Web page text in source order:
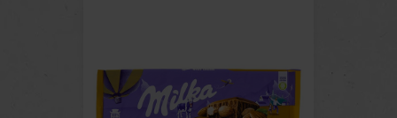
ingrediencí a dodržuje tradiční
receptury